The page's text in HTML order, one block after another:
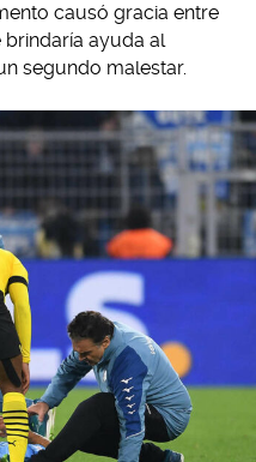
causó gracia entre
brindaría ayuda al
segundo malestar.